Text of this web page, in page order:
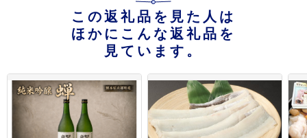
この返礼品を見た人は
ほかにこんな返礼品を
見ています。